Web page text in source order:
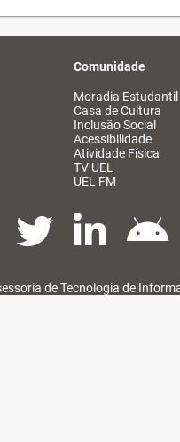
Comunidade
Moradia Estudantil
Casa de Cultura
Inclusão Social
Acessibilidade
Atividade Física
TV UEL
UEL FM
de Tecnologia de